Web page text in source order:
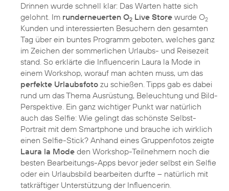
Drinnen wurde schnell klar: Das Warten hatte sich
gelohnt. Im runderneuerten O2 Live Store wurde O2
Kunden und interessierten Besuchern den gesamten
Tag über ein buntes Programm geboten, welches ganz
im Zeichen der sommerlichen Urlaubs- und Reisezeit
stand. So erklärte die Influencerin Laura la Mode in
einem Workshop, worauf man achten muss, um das
perfekte Urlaubsfoto zu schießen. Tipps gab es dabei
rund um das Thema Ausrüstung, Beleuchtung und Bild-
Perspektive. Ein ganz wichtiger Punkt war natürlich
auch das Selfie: Wie gelingt das schönste Selbst-
Portrait mit dem Smartphone und brauche ich wirklich
einen Selfie-Stick? Anhand eines Gruppenfotos zeigte
Laura la Mode den Workshop-Teilnehmern noch die
besten Bearbeitungs-Apps bevor jeder selbst ein Selfie
oder ein Urlaubsbild bearbeiten durfte – natürlich mit
tatkräftiger Unterstützung der Influencerin.